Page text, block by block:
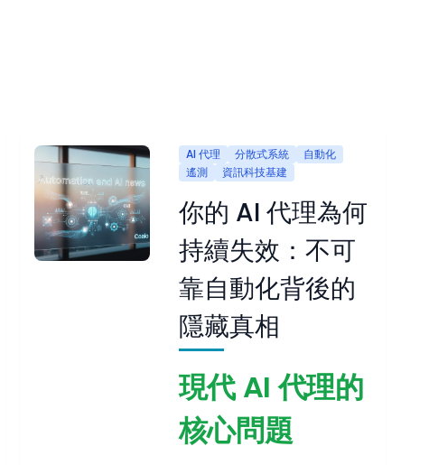
AI 代理 分散式系統
自動化
遙測
資訊科技基建
你的 AI 代理為何
持續失效：不可
靠自動化背後的
隱藏真相
現代 AI 代理的
核心問題